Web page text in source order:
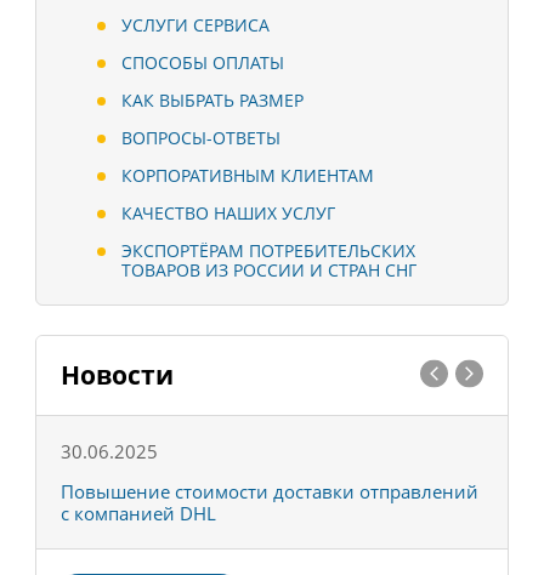
УСЛУГИ СЕРВИСА
СПОСОБЫ ОПЛАТЫ
КАК ВЫБРАТЬ РАЗМЕР
ВОПРОСЫ-ОТВЕТЫ
КОРПОРАТИВНЫМ КЛИЕНТАМ
КАЧЕСТВО НАШИХ УСЛУГ
ЭКСПОРТЁРАМ ПОТРЕБИТЕЛЬСКИХ
ТОВАРОВ ИЗ РОССИИ И СТРАН СНГ
Новости
30.06.2025
Повышение стоимости доставки отправлений
с компанией DHL